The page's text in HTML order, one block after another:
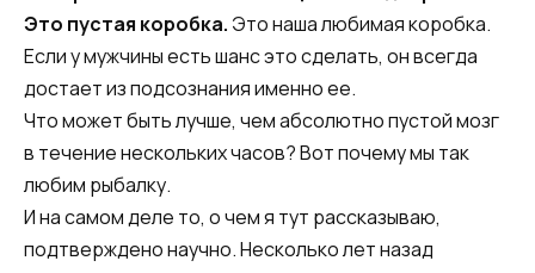
Это пустая коробка. Это наша любимая коробка.
Если у мужчины есть шанс это сделать, он всегда
достает из подсознания именно ее.
Что может быть лучше, чем абсолютно пустой мозг
в течение нескольких часов? Вот почему мы так
любим рыбалку.
И на самом деле то, о чем я тут рассказываю,
подтверждено научно. Несколько лет назад